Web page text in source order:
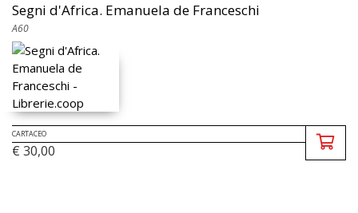
Segni d'Africa. Emanuela de Franceschi
A60
CARTACEO
€ 30,00